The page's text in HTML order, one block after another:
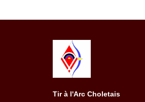
content
Tir à l'Arc Choletais